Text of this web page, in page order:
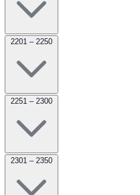
2201 – 2250
2251 – 2300
2301 – 2350